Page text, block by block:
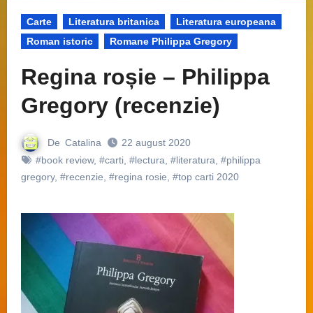
Carte Literatura britanica
Literatura europeana
Roman istoric
Romane Philippa Gregory
Regina roșie – Philippa
Gregory (recenzie)
De Catalina
22 august 2020
#book review, #carti, #lectura, #literatura, #philippa
gregory, #recenzie, #regina rosie, #top carti 2020